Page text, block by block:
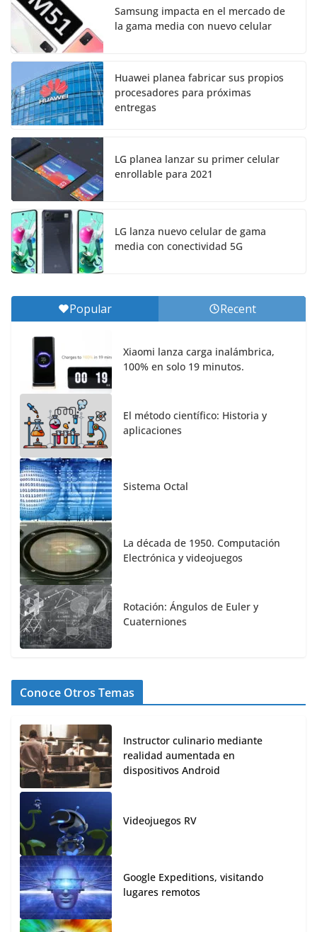
Samsung impacta en el mercado de
la gama media con nuevo celular
Huawei planea fabricar sus propios
procesadores para próximas
entregas
LG planea lanzar su primer celular
enrollable para 2021
LG lanza nuevo celular de gama
media con conectividad 5G
Popular Recent
Xiaomi lanza carga inalámbrica,
100% en solo 19 minutos.
El método científico: Historia y
aplicaciones
Sistema Octal
La década de 1950. Computación
Electrónica y videojuegos
Rotación: Ángulos de Euler y
Cuaterniones
Conoce Otros Temas
Instructor culinario mediante
realidad aumentada en
dispositivos Android
Videojuegos RV
Google Expeditions, visitando
lugares remotos